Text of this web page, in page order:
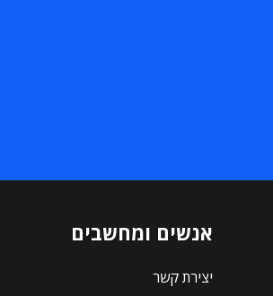
אנשים ומחשבים
יצירת קשר